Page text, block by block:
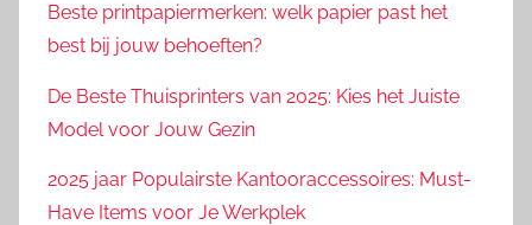
Beste printpapiermerken: welk papier past het
best bij jouw behoeften?
De Beste Thuisprinters van 2025: Kies het Juiste
Model voor Jouw Gezin
2025 jaar Populairste Kantooraccessoires: Must-
Have Items voor Je Werkplek